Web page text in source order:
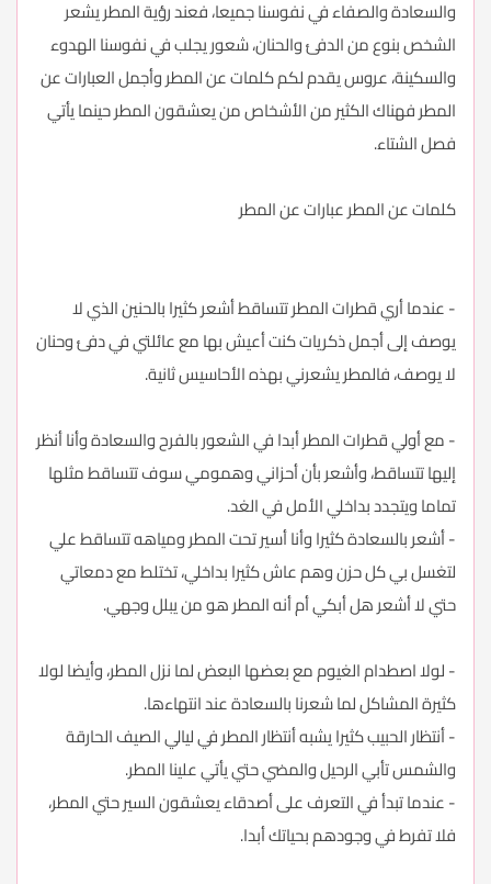
والسعادة والصفاء في نفوسنا جميعا، فعند رؤية المطر يشعر
الشخص بنوع من الدفئ والحنان، شعور يجلب في نفوسنا الهدوء
والسكينة، عروس يقدم لكم كلمات عن المطر وأجمل العبارات عن
المطر فهناك الكثير من الأشخاص من يعشقون المطر حينما يأتي
فصل الشتاء.
كلمات عن المطر عبارات عن المطر
- عندما أري قطرات المطر تتساقط أشعر كثيرا بالحنين الذي لا
يوصف إلى أجمل ذكريات كنت أعيش بها مع عائلتي في دفئ وحنان
لا يوصف، فالمطر يشعرني بهذه الأحاسيس ثانية.
- مع أولي قطرات المطر أبدا في الشعور بالفرح والسعادة وأنا أنظر
إليها تتساقط، وأشعر بأن أحزاني وهمومي سوف تتساقط مثلها
تماما ويتجدد بداخلي الأمل في الغد.
- أشعر بالسعادة كثيرا وأنا أسير تحت المطر ومياهه تتساقط علي
لتغسل بي كل حزن وهم عاش كثيرا بداخلي، تختلط مع دمعاتي
حتي لا أشعر هل أبكي أم أنه المطر هو من يبلل وجهي.
- لولا اصطدام الغيوم مع بعضها البعض لما نزل المطر، وأيضا لولا
كثيرة المشاكل لما شعرنا بالسعادة عند انتهاءها.
- أنتظار الحبيب كثيرا يشبه أنتظار المطر في ليالي الصيف الحارقة
والشمس تأبي الرحيل والمضي حتي يأتي علينا المطر.
- عندما تبدأ في التعرف على أصدقاء يعشقون السير حتي المطر،
فلا تفرط في وجودهم بحياتك أبدا.